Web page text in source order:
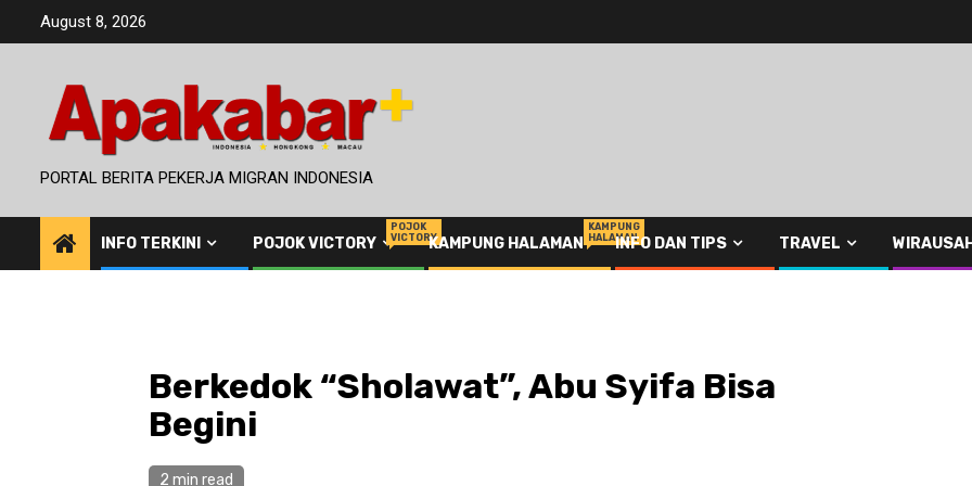
August 8, 2026
PORTAL BERITA PEKERJA MIGRAN INDONESIA
INFO TERKINI POJOK VICTORY
POJOK
VICTORYKAMPUNG HALAMAN
KAMPUNG
HALAMANINFO DAN TIPS TRAVEL
Berkedok “Sholawat”, Abu Syifa Bisa
Begini
2 min read